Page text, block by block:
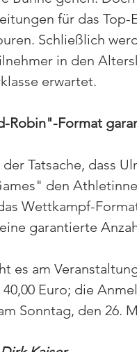
für das
Schließlich
in den
erwartet.
Robin"-Format
Tatsache, dass
den
Wettkampf-
garantierte
es am
40,00 Euro; die
Sonntag, den 26.